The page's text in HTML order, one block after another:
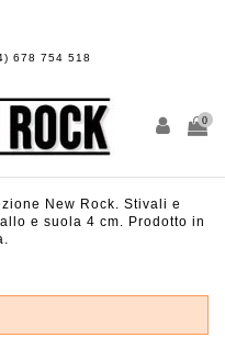
678 754 518
0
New Rock. Stivali e
e suola 4 cm. Prodotto in